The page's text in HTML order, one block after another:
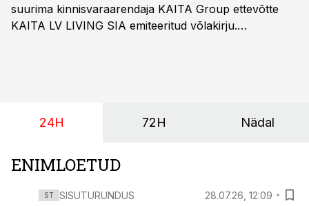
suurima kinnisvaraarendaja KAITA Group ettevõtte
KAITA LV LIVING SIA emiteeritud võlakirju.
24H 72H Nädal
ENIMLOETUD
ST SISUTURUNDUS 28.07.26, 12:09